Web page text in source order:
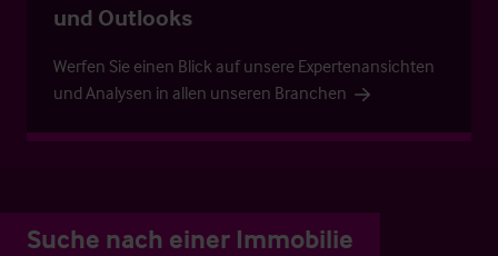
und Outlooks
Werfen Sie einen Blick auf unsere Expertenansichten
und Analysen in allen unseren Branchen
Suche nach einer Immobilie